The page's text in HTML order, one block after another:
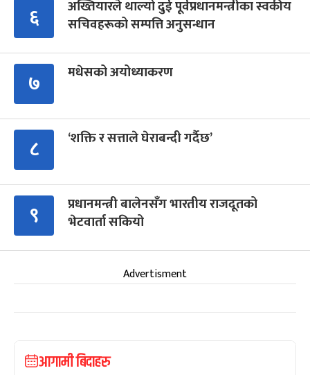
६
अख्तियारले थाल्यो दुई पूर्वप्रधानमन्त्रीका स्वकीय
सचिवहरूको सम्पत्ति अनुसन्धान
७ मधेसको अयोध्याकरण
८ ‘शक्ति र सत्ताले घेराबन्दी गर्दैछ’
९
प्रधानमन्त्री बालेनसँग भारतीय राजदूतको
भेटवार्ता सकियो
Advertisment
आगामी बिदाहरु